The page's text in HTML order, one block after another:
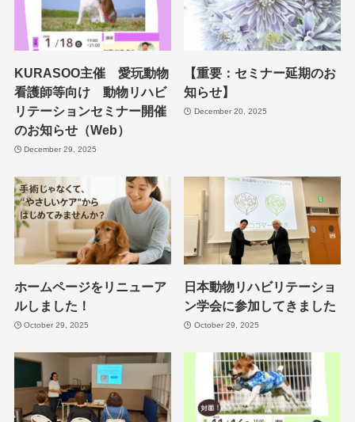
KURASOO主催 愛玩動物
看護師等向け 動物リハビ
リテーションセミナー開催
のお知らせ（Web）
December 29, 2025
【重要：セミナー延期のお
知らせ】
December 20, 2025
ホームページをリニューア
ルしました！
October 29, 2025
日本動物リハビリテーショ
ン学会に参加してきました
October 29, 2025